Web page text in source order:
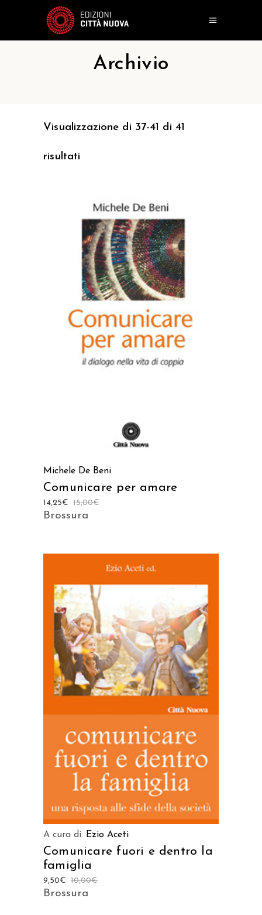
Archivio
Visualizzazione di 37-41 di 41
risultati
AGGIUNGI AL CARRELLO
Michele De Beni
Comunicare per amare
15,00€
14,25€
Brossura
AGGIUNGI AL CARRELLO
A cura di: Ezio Aceti
Comunicare fuori e dentro la
famiglia
10,00€
9,50€
Brossura